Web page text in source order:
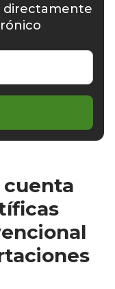
directamente
cuenta